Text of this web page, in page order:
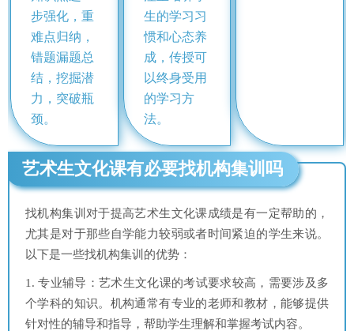
步强化，重
难点归纳，
错题漏题总
结，挖掘潜
力，突破瓶
颈。
生的学习习
惯和心态养
成，传授可
以终身受用
的学习方
法。
艺术生文化课有必要找机构集训吗
找机构集训对于提高艺术生文化课成绩是有一定帮助的，
尤其是对于那些自学能力较弱或者时间紧迫的学生来说。
以下是一些找机构集训的优势：
1. 专业辅导：艺术生文化课的考试要求较高，需要涉及多
个学科的知识。机构通常有专业的老师和教材，能够提供
针对性的辅导和指导，帮助学生理解和掌握考试内容。